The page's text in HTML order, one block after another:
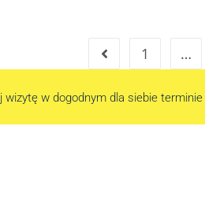
1 …
wizytę w dogodnym dla siebie terminie